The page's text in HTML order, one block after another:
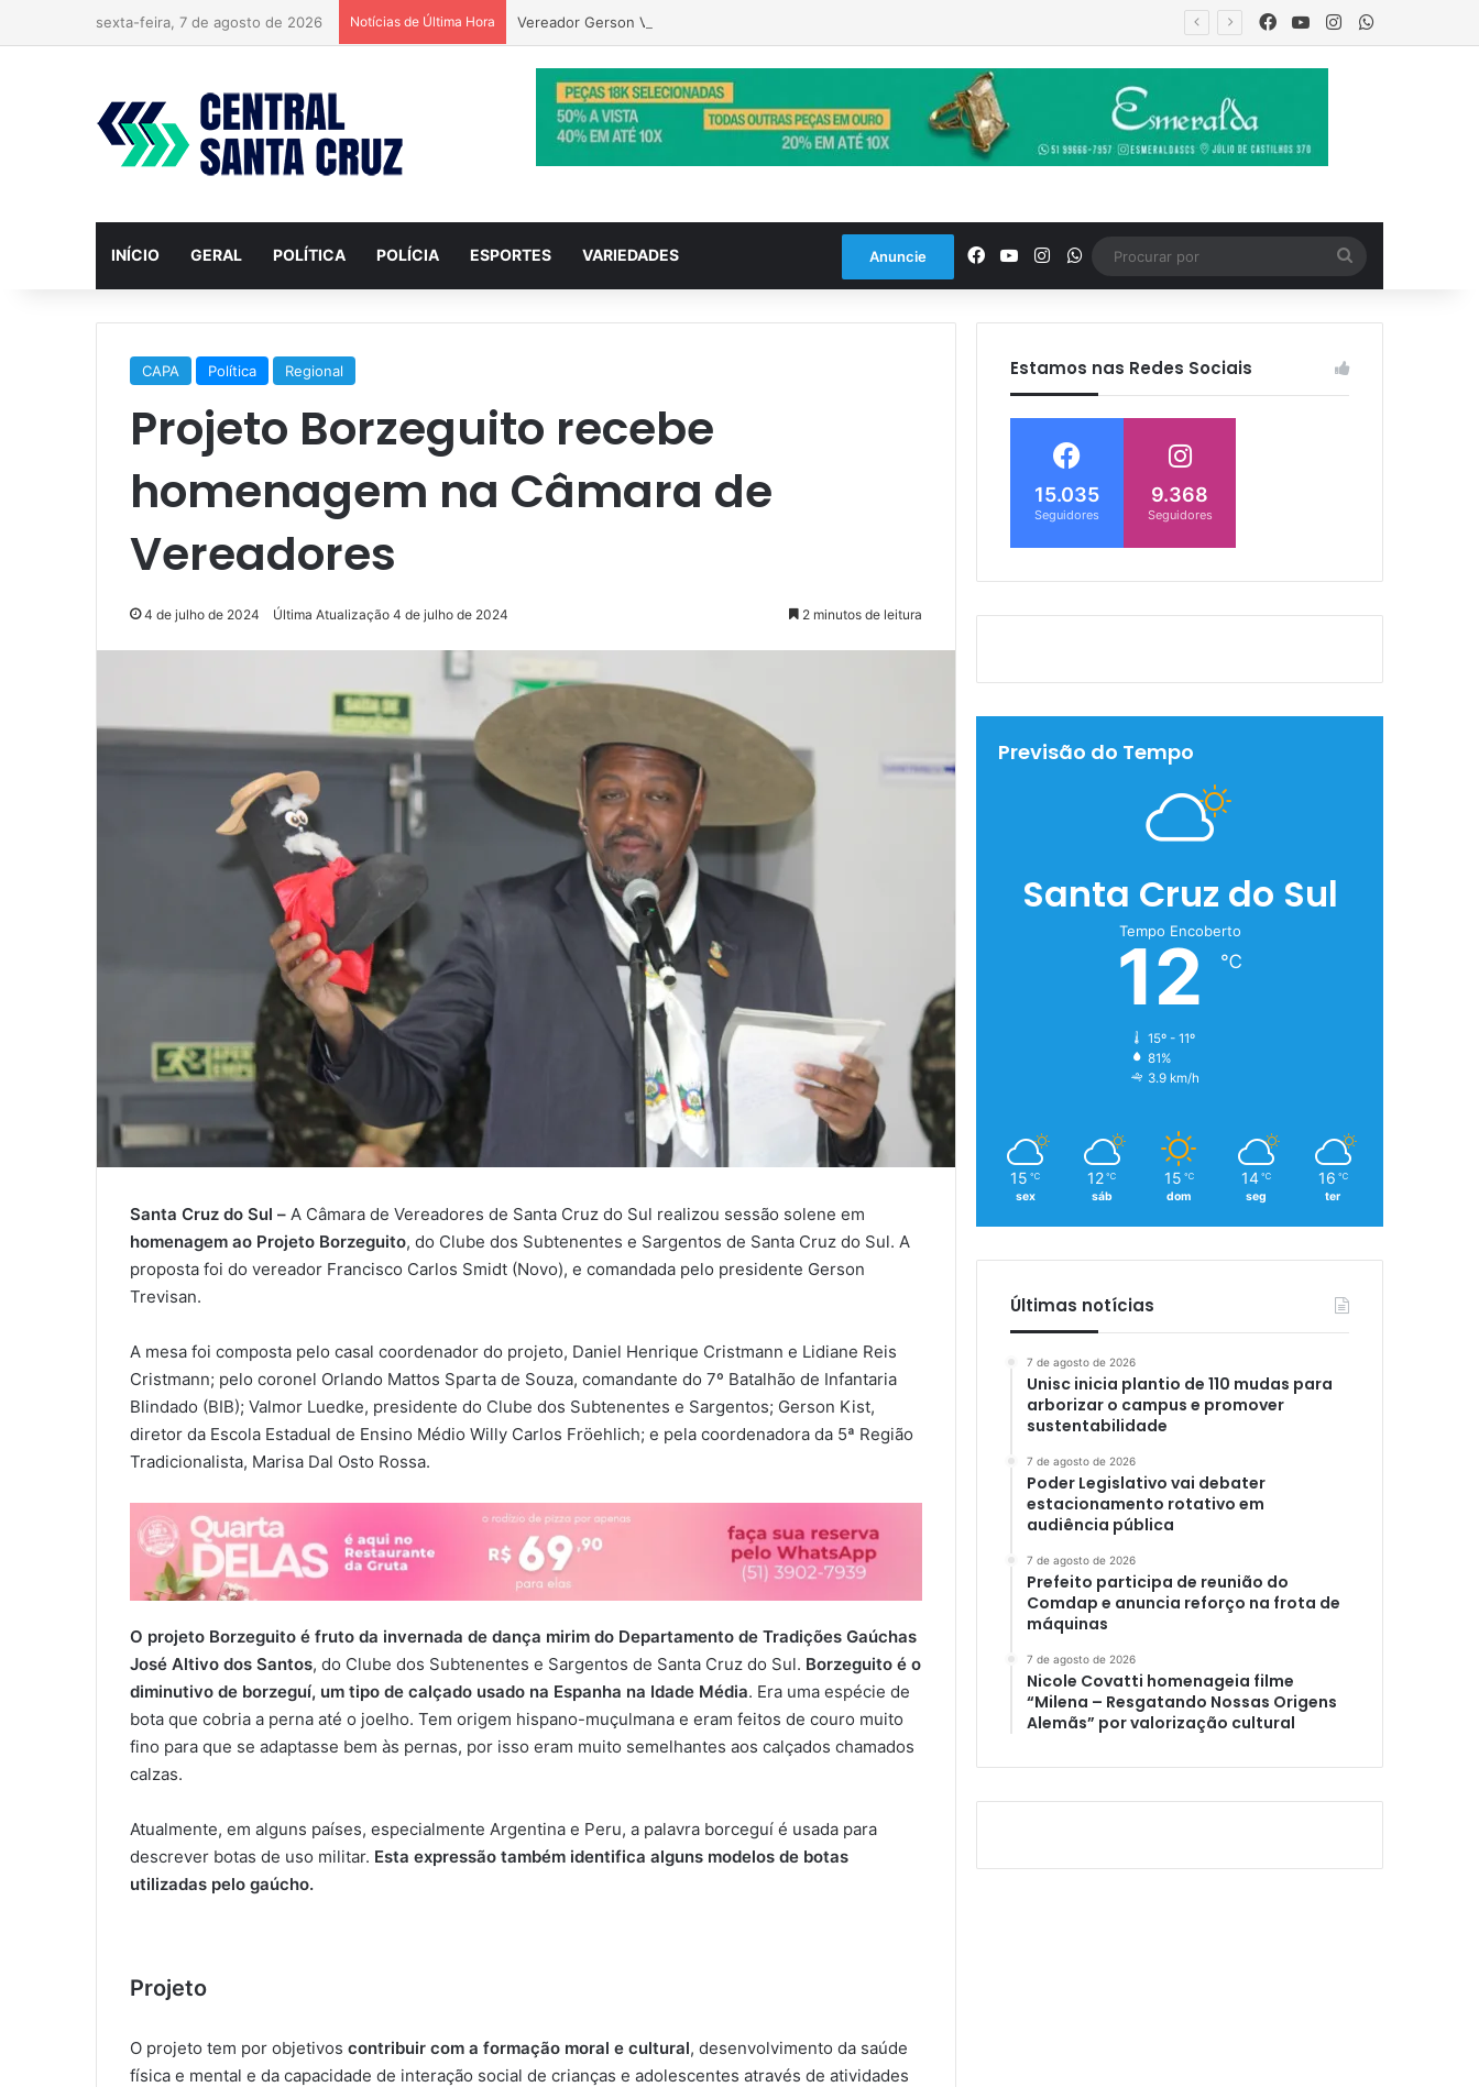
sexta-feira, 7 de agosto de 2026 Notícias de Última Hora Vereador Gerson Vargas solicita poda de tipuanas para garantir segurança Facebook
YouTubeInstagram
INÍCIO GERAL POLÍTICA POLÍCIA ESPORTES VARIEDADES Anuncie Facebook
YouTubeInstagramWhatsApp
por
CAPA Política Regional
Projeto Borzeguito recebe
homenagem na Câmara de
Vereadores
4 de julho de 2024 Última Atualização 4 de julho de 2024 2 minutos de leitura
Santa Cruz do Sul – A Câmara de Vereadores de Santa Cruz do Sul realizou sessão solene em
homenagem ao Projeto Borzeguito, do Clube dos Subtenentes e Sargentos de Santa Cruz do Sul. A
proposta foi do vereador Francisco Carlos Smidt (Novo), e comandada pelo presidente Gerson
Trevisan.
A mesa foi composta pelo casal coordenador do projeto, Daniel Henrique Cristmann e Lidiane Reis
Cristmann; pelo coronel Orlando Mattos Sparta de Souza, comandante do 7º Batalhão de Infantaria
Blindado (BIB); Valmor Luedke, presidente do Clube dos Subtenentes e Sargentos; Gerson Kist,
diretor da Escola Estadual de Ensino Médio Willy Carlos Fröehlich; e pela coordenadora da 5ª Região
Tradicionalista, Marisa Dal Osto Rossa.
O projeto Borzeguito é fruto da invernada de dança mirim do Departamento de Tradições Gaúchas
José Altivo dos Santos, do Clube dos Subtenentes e Sargentos de Santa Cruz do Sul. Borzeguito é o
diminutivo de borzeguí, um tipo de calçado usado na Espanha na Idade Média. Era uma espécie de
bota que cobria a perna até o joelho. Tem origem hispano-muçulmana e eram feitos de couro muito
fino para que se adaptasse bem às pernas, por isso eram muito semelhantes aos calçados chamados
calzas.
Atualmente, em alguns países, especialmente Argentina e Peru, a palavra borceguí é usada para
descrever botas de uso militar. Esta expressão também identifica alguns modelos de botas
utilizadas pelo gaúcho.
Projeto
O projeto tem por objetivos contribuir com a formação moral e cultural, desenvolvimento da saúde
física e mental e da capacidade de interação social de crianças e adolescentes através de atividades
Estamos nas Redes Sociais
15.035
Seguidores
9.368
Seguidores
Previsão do Tempo
Santa Cruz do Sul
Tempo Encoberto
12 ℃
15º - 11º
81%
3.9 km/h
15 ℃
sex
12 ℃
sáb
15 ℃
dom
14 ℃
seg
16 ℃
ter
Últimas notícias
7 de agosto de 2026
Unisc inicia plantio de 110 mudas para
arborizar o campus e promover
sustentabilidade
7 de agosto de 2026
Poder Legislativo vai debater
estacionamento rotativo em
audiência pública
7 de agosto de 2026
Prefeito participa de reunião do
Comdap e anuncia reforço na frota de
máquinas
7 de agosto de 2026
Nicole Covatti homenageia filme
“Milena – Resgatando Nossas Origens
Alemãs” por valorização cultural